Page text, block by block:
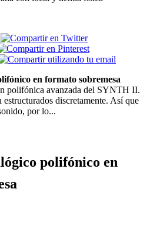
en formato sobremesa
polifónica avanzada del SYNTH II.
estructurados discretamente. Así que
por lo...
polifónico en